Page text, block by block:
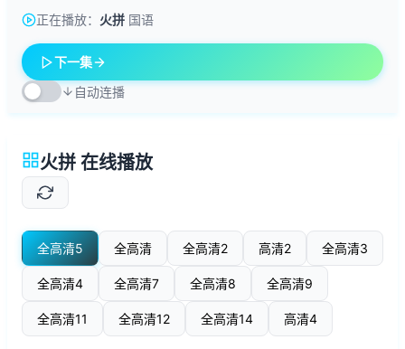
正在播放： 火拼 国语
下一集
自动连播
火拼 在线播放
全高清5 全高清 全高清2 高清2 全高清3
全高清4 全高清7 全高清8 全高清9
全高清11 全高清12 全高清14 高清4